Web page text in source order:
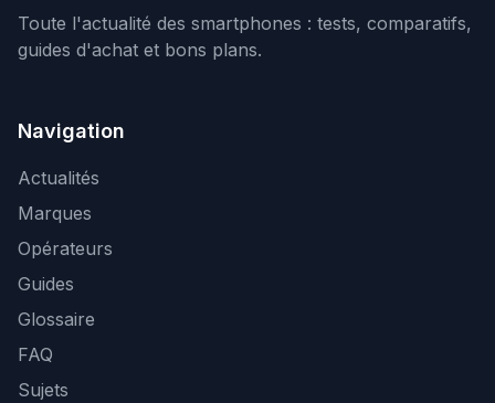
Toute l'actualité des smartphones : tests, comparatifs,
guides d'achat et bons plans.
Navigation
Actualités
Marques
Opérateurs
Guides
Glossaire
FAQ
Sujets